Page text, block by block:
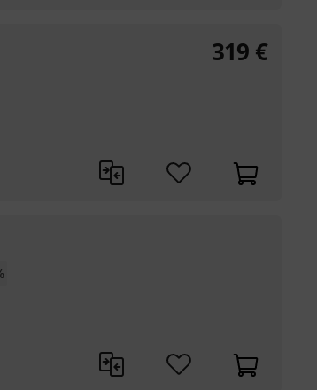
319 €